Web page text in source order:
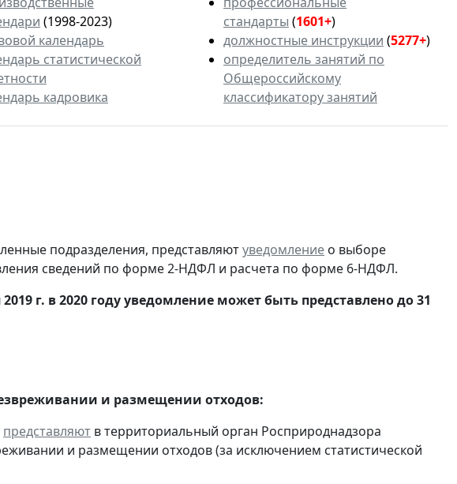
(1998-2023)
календарь
статистической
кадровика
стандарты (1601+)
должностные инструкции (5277+)
определитель занятий по
Общероссийскому
классификатору занятий
подразделения, представляютуведомление о выборе
сведений по форме 2-НДФЛ и расчета по форме 6-НДФЛ.
г. в 2020 году уведомление может быть представлено до 31
и размещении отходов:
представляют в территориальный орган Росприроднадзора
и размещении отходов (за исключением статистической